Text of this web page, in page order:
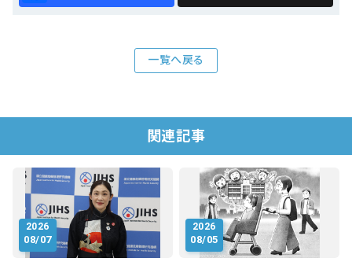
一覧へ戻る
関連記事
2026
08/07
2026
08/05